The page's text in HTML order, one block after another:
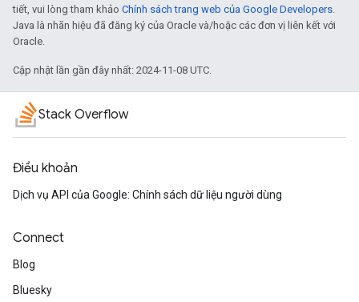
tiết, vui lòng tham khảo Chính sách trang web của Google Developers.
Java là nhãn hiệu đã đăng ký của Oracle và/hoặc các đơn vị liên kết với
Oracle.
Cập nhật lần gần đây nhất: 2024-11-08 UTC.
Stack Overflow
Điều khoản
Dịch vụ API của Google: Chính sách dữ liệu người dùng
Connect
Blog
Bluesky